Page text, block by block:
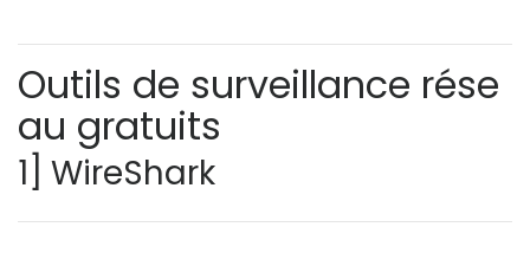
Outils de surveillance rése
au gratuits
1] WireShark